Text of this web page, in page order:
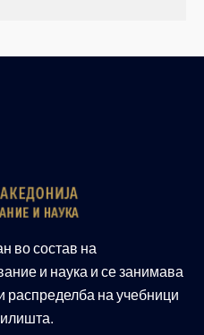
во состав на
и наука и се занимава
на учебници